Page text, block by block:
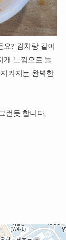
요? 김치랑 같이
개 느낌으로 돌
켜지는 완벽한
런듯 합니다.